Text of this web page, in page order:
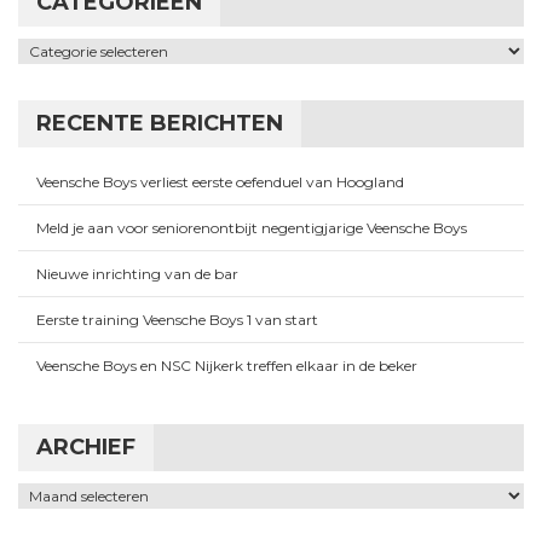
Categorieën
RECENTE BERICHTEN
Veensche Boys verliest eerste oefenduel van Hoogland
Meld je aan voor seniorenontbijt negentigjarige Veensche Boys
Nieuwe inrichting van de bar
Eerste training Veensche Boys 1 van start
Veensche Boys en NSC Nijkerk treffen elkaar in de beker
ARCHIEF
Archief